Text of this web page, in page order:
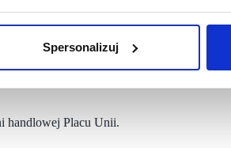
Spersonalizuj
lokalizacja w Placu Unii, to znakomite
będzie miała ponad 400 mkw.
sprzedażową, nowy branding
do naszej oferty „na wyciągnięcie
produktów, w niesamowicie niskich cenach
Katarzyna Wilczewska, Head of Corporate
handlowej Placu Unii.